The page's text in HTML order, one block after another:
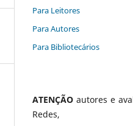
Para Leitores
Para Autores
Para Bibliotecários
ATENÇÃO autores e
Redes,